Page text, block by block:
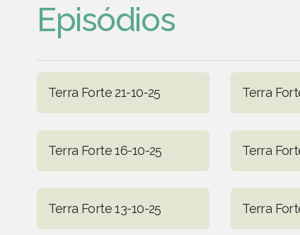
Episódios
Terra Forte 21-10-25 Terra
Terra Forte 16-10-25 Terra
Terra Forte 13-10-25 Terra